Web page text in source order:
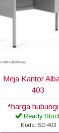
Meja Kantor
403
*harga
Ready
Kode: SD 403